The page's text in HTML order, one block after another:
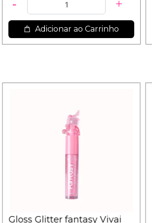
Adicionar ao Carrinho
Gloss Glitter fantasy Vivai